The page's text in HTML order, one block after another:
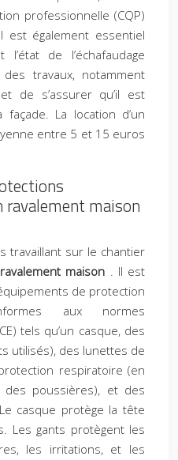
professionnelle (CQP)
est également essentiel
de l’échafaudage
travaux, notamment
de s’assurer qu’il est
La location d’un
entre 5 et 15 euros
maison
travaillant sur le chantier
ravalement maison . Il est
de protection
aux normes
tels qu’un casque, des
utilisés), des lunettes de
respiratoire (en
des poussières), et des
casque protège la tête
Les gants protègent les
les irritations, et les